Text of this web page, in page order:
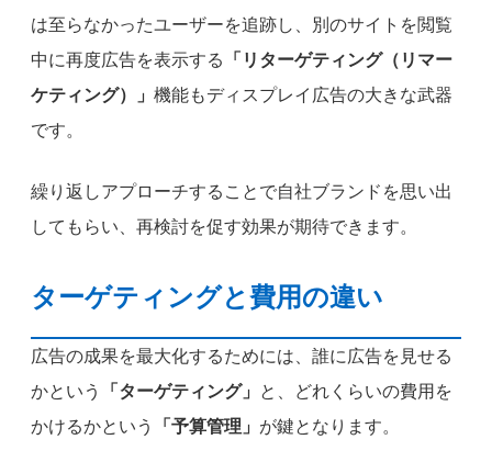
は至らなかったユーザーを追跡し、別のサイトを閲覧
中に再度広告を表示する
「リターゲティング（リマー
ケティング）」 機能もディスプレイ広告の大きな武器
です。
繰り返しアプローチすることで自社ブランドを思い出
してもらい、再検討を促す効果が期待できます。
ターゲティングと費用の違い
広告の成果を最大化するためには、誰に広告を見せる
かという
「ターゲティング」
と、どれくらいの費用を
かけるかという
「予算管理」 が鍵となります。